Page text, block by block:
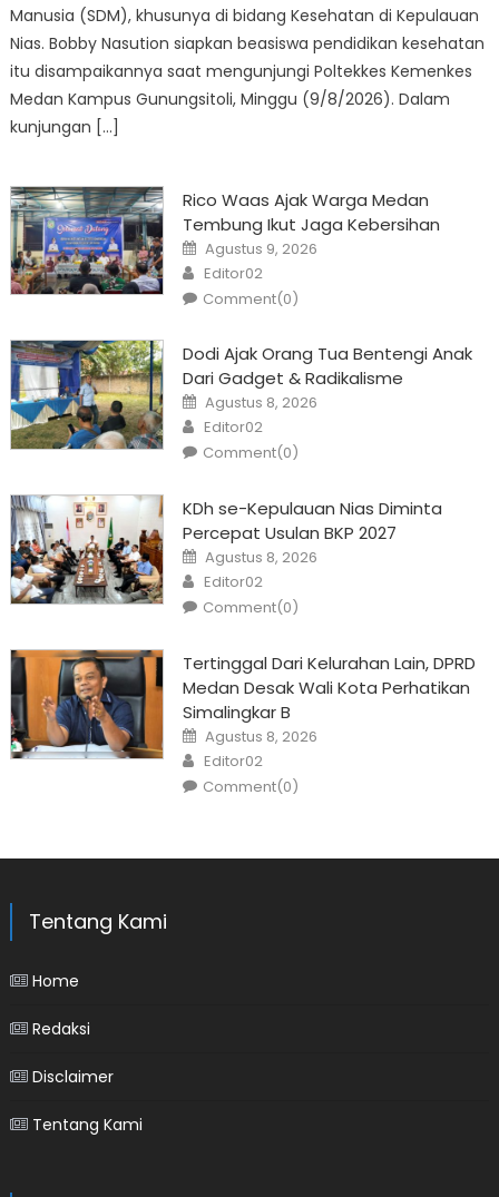
Manusia (SDM), khusunya di bidang Kesehatan di Kepulauan
Nias. Bobby Nasution siapkan beasiswa pendidikan kesehatan
itu disampaikannya saat mengunjungi Poltekkes Kemenkes
Medan Kampus Gunungsitoli, Minggu (9/8/2026). Dalam
kunjungan […]
Rico Waas Ajak Warga Medan
Tembung Ikut Jaga Kebersihan
Posted
on
Agustus 9, 2026
Author
Editor02
Comment(0)
Dodi Ajak Orang Tua Bentengi Anak
Dari Gadget & Radikalisme
Posted
on
Agustus 8, 2026
Author
Editor02
Comment(0)
KDh se-Kepulauan Nias Diminta
Percepat Usulan BKP 2027
Posted
on
Agustus 8, 2026
Author
Editor02
Comment(0)
Tertinggal Dari Kelurahan Lain, DPRD
Medan Desak Wali Kota Perhatikan
Simalingkar B
Posted
on
Agustus 8, 2026
Author
Editor02
Comment(0)
Tentang Kami
Home
Redaksi
Disclaimer
Tentang Kami